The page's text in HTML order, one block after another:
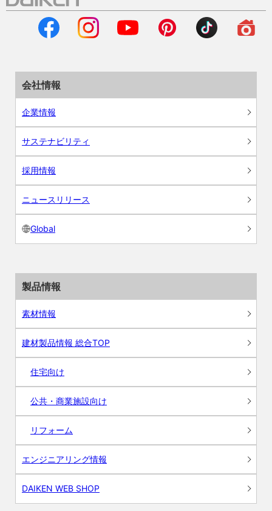
会社情報
企業情報
サステナビリティ
採用情報
ニュースリリース
Global
製品情報
素材情報
建材製品情報 総合TOP
住宅向け
公共・商業施設向け
リフォーム
エンジニアリング情報
DAIKEN WEB SHOP